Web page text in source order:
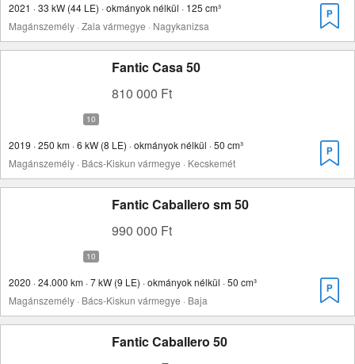
2021 · 33 kW (44 LE) · okmányok nélkül · 125 cm³
Magánszemély · Zala vármegye · Nagykanizsa
Fantic Casa 50
810 000 Ft
2019 · 250 km · 6 kW (8 LE) · okmányok nélkül · 50 cm³
Magánszemély · Bács-Kiskun vármegye · Kecskemét
Fantic Caballero sm 50
990 000 Ft
2020 · 24.000 km · 7 kW (9 LE) · okmányok nélkül · 50 cm³
Magánszemély · Bács-Kiskun vármegye · Baja
Fantic Caballero 50